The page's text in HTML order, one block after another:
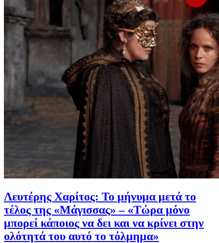
Λευτέρης Χαρίτος: Το μήνυμα μετά το
τέλος της «Μάγισσας» – «Τώρα μόνο
μπορεί κάποιος να δει και να κρίνει στην
ολότητά του αυτό το τόλμημα»